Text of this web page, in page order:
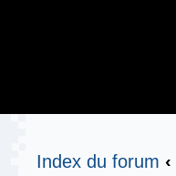
Index du forum ‹